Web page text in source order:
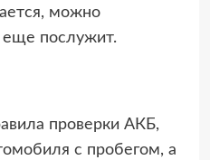
можно
еще послужит.
проверки АКБ,
с пробегом, а